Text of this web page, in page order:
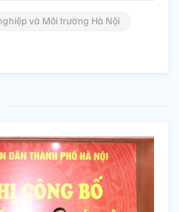
và Môi trường Hà Nội